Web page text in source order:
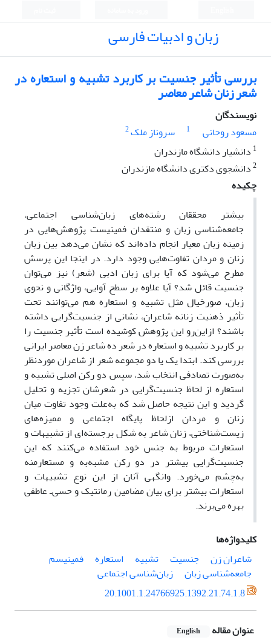
زبان و ادبیات فارسی
بررسی تأثیر جنسیت‌ بر کاربرد تشبیه‌ و استعاره‌ در
شعر زنان شاعر معاصر
نویسندگان
مسعود روحانی
1 سروناز ملک2
1 دانشیار دانشگاه مازندران
2دانشجوی دکتری دانشگاه مازندران
چکیده
بیشتر محققان رشته‌های زبان‌شناسی‌ اجتماعی،
جامعه‌شناسی زبان و منتقدان فمینیست پژوهش‌هایی در
زمینه زبان معیار انجام داده‌اند که نشان‌ می‌دهد بین زبان
زنان و مردان تفاوت‌هایی وجود دارد. در اینجا این پرسش
مطرح می‌شود که آیا برای زبان ادبی (شعر) نیز می‌توان
جنسیت قائل شد؟ آیا علاوه ‌بر سطح آوایی، واژگانی و نحوی
زبان، صورخیال مثل تشبیه‌ و استعاره‌ هم می‌توانند تحت‌
تأثیر ذهنیت زنانه شاعران، نشانی از جنسیت‌گرایی داشته
باشند؟ ازاین‌رو این پژوهش کوشیده است تأثیر جنسیت‌ را
بر کاربرد تشبیه‌ و استعاره در شعر ده‌ شاعر زن‌ معاصر ایرانی
بررسی کند. ابتدا یک یا دو مجموعه شعر از شاعران موردنظر
به‌صورت تصادفی انتخاب شد، سپس دو رکن اصلی تشبیه و
استعاره از لحاظ جنسیت‌گرایی در شعرشان تجزیه ‌و تحلیل
گردید و این نتیجه حاصل شد که به‌علت وجود تفاوت میان
زنان و مردان ازلحاظ پایگاه اجتماعی و ممیزه‌های
زیست‌شناختی، زنان شاعر به‌ شکل برجسته‌ای از تشبیهات و
استعارات مربوط به جنس خود استفاده می‌کنند که این
جنسیت‌گرایی بیشتر در دو رکن مشبه‌‌به و مستعارمنه
به‌چشم می‌خورد. وانگهی آنان از این نوع تشبیهات و
استعارات بیشتر برای بیان مضامین رمانتیک و حسی‌ـ عاطفی
بهره‌ می‌برند.
کلیدواژه‌ها
شاعران ‌‌زن
جنسیت‌ تشبیه استعاره
فمینیسم
جامعه‌‌‌شناسی ‌زبان
زبان‌شناسی ‌اجتماعی
20.1001.1.24766925.1392.21.74.1.8
عنوان مقاله English